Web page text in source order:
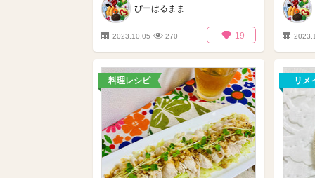
ぴーはるまま
2023.10.05 270 19
料理レシピ リメ